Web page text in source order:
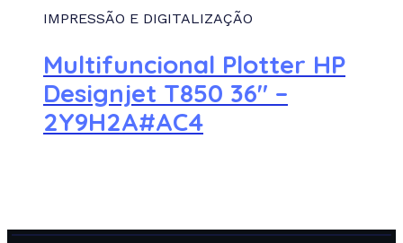
IMPRESSÃO E DIGITALIZAÇÃO
Multifuncional Plotter HP
Designjet T850 36″ –
2Y9H2A#AC4